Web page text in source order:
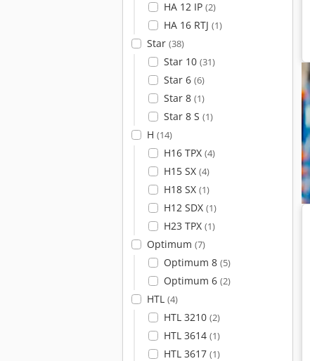
HA 12 IP (2)
HA 16 RTJ (1)
Star (38)
Star 10 (31)
Star 6 (6)
Star 8 (1)
Star 8 S (1)
H (14)
H16 TPX (4)
H15 SX (4)
H18 SX (1)
H12 SDX (1)
H23 TPX (1)
Optimum (7)
Optimum 8 (5)
Optimum 6 (2)
HTL (4)
HTL 3210 (2)
HTL 3614 (1)
HTL 3617 (1)